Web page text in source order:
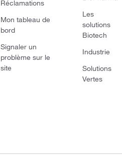
Réclamations
Mon tableau de
bord
Signaler un
problème sur le
site
Les
solutions
Biotech
Industrie
Solutions
Vertes